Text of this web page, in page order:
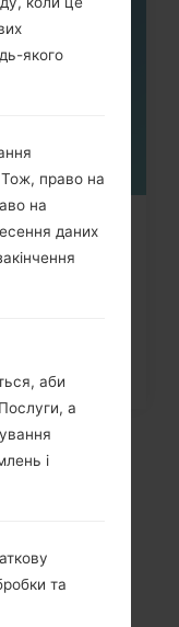
якого
Тож, право на
на
даних
аби
а
і
та